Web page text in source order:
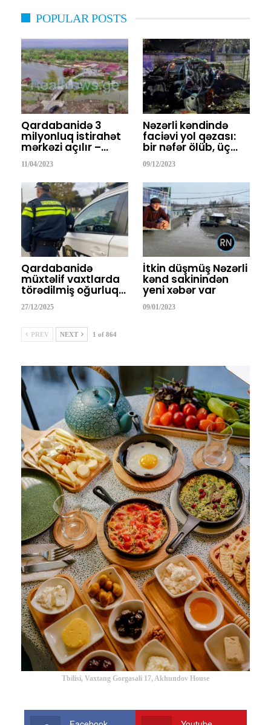
POPULAR POSTS
Qardabanidə 3
milyonluq istirahət
mərkəzi açılır –…
11/04/2023
Nəzərli kəndində
faciəvi yol qəzası:
bir nəfər ölüb, üç…
09/12/2023
Qardabanidə
müxtəlif vaxtlarda
törədilmiş oğurluq…
27/12/2025
İtkin düşmüş Nəzərli
kənd sakinindən
yeni xəbər var
09/01/2023
PREV NEXT 1 of 864
Tbilisi, Vaxtang Gorgasali 17, Akhundov House